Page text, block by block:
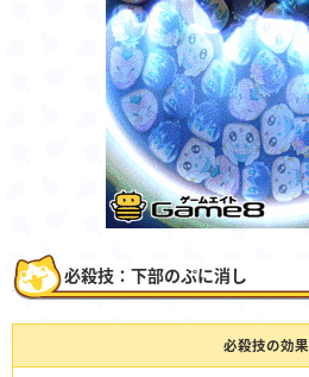
必殺技：下部のぷに消し
必殺技の効果